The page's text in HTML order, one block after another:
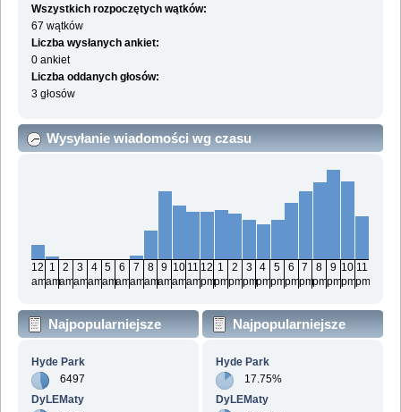
Wszystkich rozpoczętych wątków:
67 wątków
Liczba wysłanych ankiet:
0 ankiet
Liczba oddanych głosów:
3 głosów
Wysyłanie wiadomości wg czasu
12
am
1
am
2
am
3
am
4
am
5
am
6
am
7
am
8
am
9
am
10
am
11
am
12
pm
1
pm
2
pm
3
pm
4
pm
5
pm
6
pm
7
pm
8
pm
9
pm
10
pm
11
pm
Najpopularniejsze
Hyde Park
6497
DyLEMaty
Najpopularniejsze
Hyde Park
17.75%
DyLEMaty